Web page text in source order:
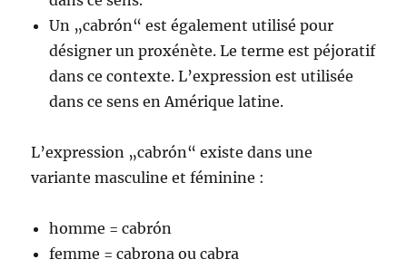
Un „cabrón“ est également utilisé pour
désigner un proxénète. Le terme est péjoratif
dans ce contexte. L’expression est utilisée
dans ce sens en Amérique latine.
L’expression „cabrón“ existe dans une
variante masculine et féminine :
homme = cabrón
femme = cabrona ou cabra